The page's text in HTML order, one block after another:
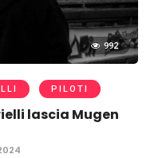
992
PILOTI
lascia Mugen